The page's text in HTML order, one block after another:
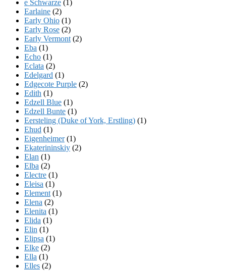
e Schwarze (1)
Earlaine (2)
Early Ohio (1)
Early Rose (2)
Early Vermont (2)
Eba (1)
Echo (1)
Eclata (2)
Edelgard (1)
Edgecote Purple (2)
Edith (1)
Edzell Blue (1)
Edzell Bunte (1)
Eersteling (Duke of York, Erstling) (1)
Ehud (1)
Eigenheimer(1)
Ekaterininskiy (2)
Elan (1)
Elba (2)
Electre (1)
Eleisa (1)
Element (1)
Elena (2)
Elenita (1)
Elida (1)
Elin (1)
Elipsa (1)
Elke (2)
Ella (1)
Elles (2)